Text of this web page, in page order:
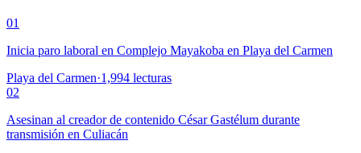
01
Inicia paro laboral en Complejo Mayakoba en Playa del Carmen
Playa del Carmen·1,994 lecturas
02
Asesinan al creador de contenido César Gastélum durante
transmisión en Culiacán